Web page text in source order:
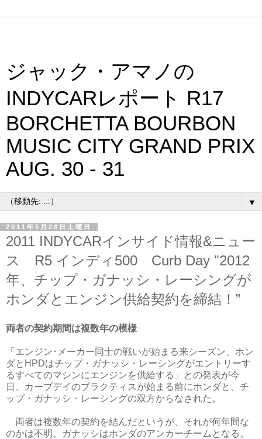
ジャック・アマノの
INDYCARレポート R17
BORCHETTA BOURBON
MUSIC CITY GRAND PRIX
AUG. 30 - 31
▼
2011年5月28日土曜日
2011 INDYCARインサイド情報&ニュー
ス R5 インディ500 Curb Day "2012
年、チップ・ガナッシ・レーシングが
ホンダとエンジン供給契約を締結！”
両者の契約期間は複数年の模様
「エンジン･メーカー同士の戦いが始まる来シーズン、ホン
ダとHPDはチップ・ガナッシ・レーシングがエントリーす
るすべてのマシンにエンジンを供給する」との発表が今
日、カーブデイのプラクティスが始まる前にホンダと、チ
ップ・ガナッシ・レーシングの双方からなされた。
両者は複数年の契約を結んだというが、それが何年間な
のかは不明。ガナッシはホンダのアンカーチームとなる。